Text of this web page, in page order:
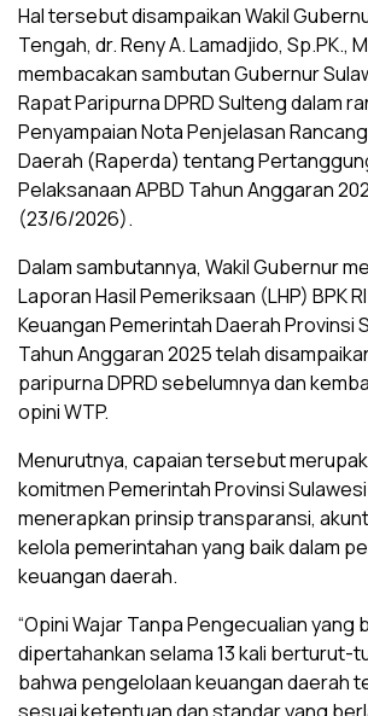
Hal tersebut disampaikan Wakil
Tengah, dr. Reny A. Lamadjido, Sp.PK.,
membacakan sambutan Gubernur
Rapat Paripurna DPRD Sulteng dalam
Penyampaian Nota Penjelasan
Daerah (Raperda) tentang
Pelaksanaan APBD Tahun Anggaran
(23/6/2026).
Dalam sambutannya, Wakil Gubernur
Laporan Hasil Pemeriksaan (LHP) BPK
Keuangan Pemerintah Daerah Provinsi
Tahun Anggaran 2025 telah
paripurna DPRD sebelumnya dan
opini WTP.
Menurutnya, capaian tersebut
komitmen Pemerintah Provinsi
menerapkan prinsip transparansi,
kelola pemerintahan yang baik dalam
keuangan daerah.
“Opini Wajar Tanpa Pengecualian yang
dipertahankan selama 13 kali berturut-
bahwa pengelolaan keuangan daerah